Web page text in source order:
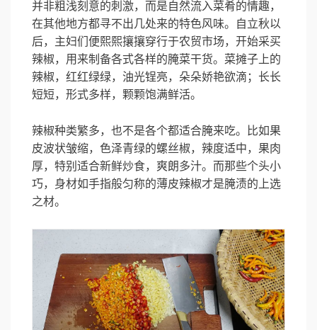
并非粗浅刻意的刺激，而是自然流入菜肴的情趣，
在其他地方都寻不出几处来的特色风味。自立秋以
后，主妇们便熙熙攘攘穿行于农贸市场，开始采买
辣椒，用来制备各式各样的腌菜干货。菜摊子上的
辣椒，红红绿绿，油光锃亮，朵朵娇艳欲滴；长长
短短，形式多样，颗颗饱满鲜活。
辣椒种类繁多，也不是各个都适合腌来吃。比如果
皮波状皱缩，色泽青绿的螺丝椒，辣度适中，果肉
厚，特别适合新鲜炒食，爽朗多汁。而那些个头小
巧，身材如手指般匀称的薄皮辣椒才是腌渍的上选
之材。